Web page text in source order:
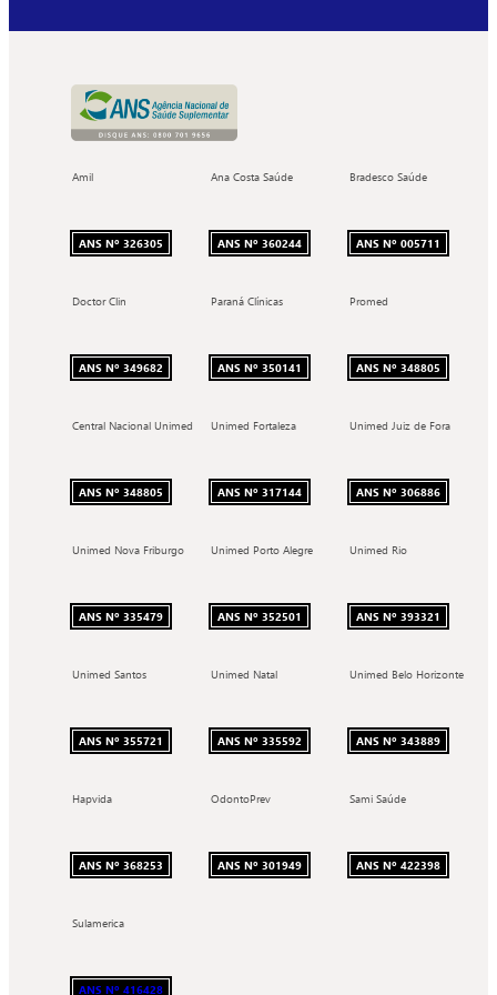
Amil
ANS Nº 326305
Ana Costa Saúde
ANS Nº 360244
Bradesco Saúde
ANS Nº 005711
Doctor Clin
ANS Nº 349682
Paraná Clínicas
ANS Nº 350141
Promed
ANS Nº 348805
Central Nacional Unimed
ANS Nº 348805
Unimed Fortaleza
ANS Nº 317144
Unimed Juiz de Fora
ANS Nº 306886
Unimed Nova Friburgo
ANS Nº 335479
Unimed Porto Alegre
ANS Nº 352501
Unimed Rio
ANS Nº 393321
Unimed Santos
ANS Nº 355721
Unimed Natal
ANS Nº 335592
Unimed Belo Horizonte
ANS Nº 343889
Hapvida
ANS Nº 368253
OdontoPrev
ANS Nº 301949
Sami Saúde
ANS Nº 422398
Sulamerica
ANS Nº 416428